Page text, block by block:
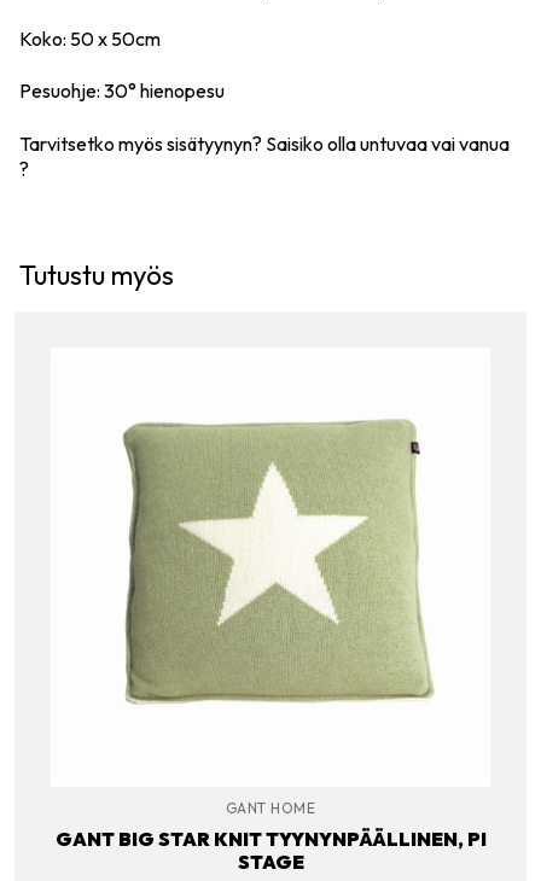
Koko: 50 x 50cm
Pesuohje: 30° hienopesu
Tarvitsetko myös sisätyynyn? Saisiko ollauntuvaavaivanua
?
Tutustu myös
GANT HOME
GANT BIG STAR KNIT TYYNYNPÄÄLLINEN, PI
STAGE